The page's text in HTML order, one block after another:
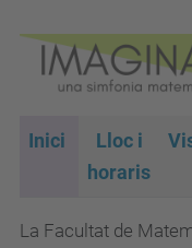
Inici
Lloc i
horaris
La Facultat de